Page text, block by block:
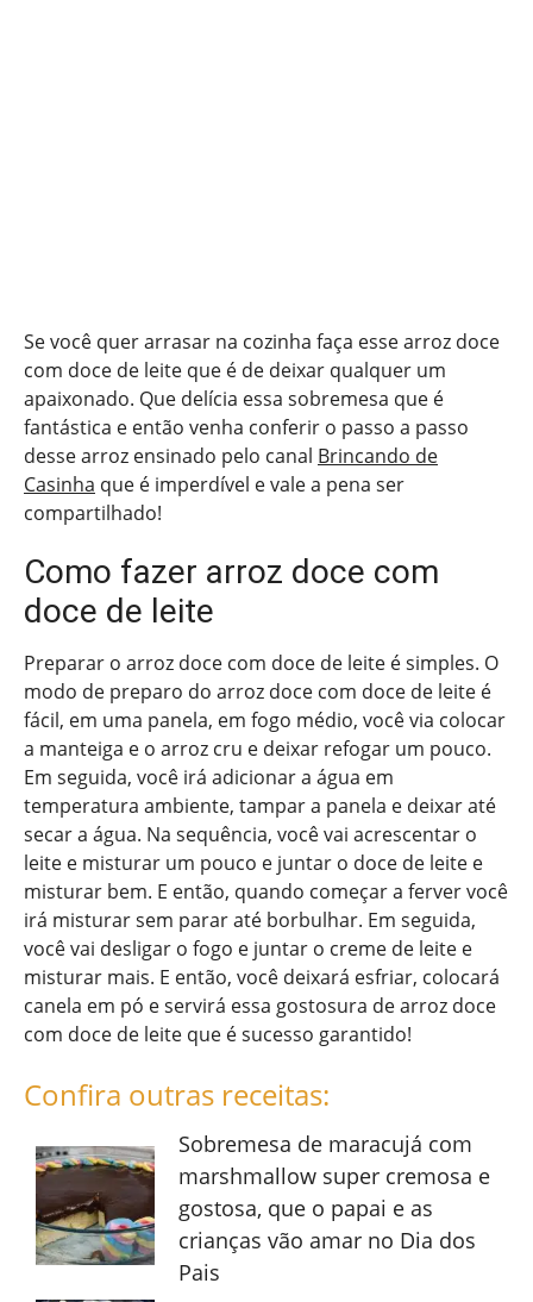
Se você quer arrasar na cozinha faça esse arroz doce
com doce de leite que é de deixar qualquer um
apaixonado. Que delícia essa sobremesa que é
fantástica e então venha conferir o passo a passo
desse arroz ensinado pelo canal Brincando de
Casinha que é imperdível e vale a pena ser
compartilhado!
Como fazer arroz doce com
doce de leite
Preparar o arroz doce com doce de leite é simples. O
modo de preparo do arroz doce com doce de leite é
fácil, em uma panela, em fogo médio, você via colocar
a manteiga e o arroz cru e deixar refogar um pouco.
Em seguida, você irá adicionar a água em
temperatura ambiente, tampar a panela e deixar até
secar a água. Na sequência, você vai acrescentar o
leite e misturar um pouco e juntar o doce de leite e
misturar bem. E então, quando começar a ferver você
irá misturar sem parar até borbulhar. Em seguida,
você vai desligar o fogo e juntar o creme de leite e
misturar mais. E então, você deixará esfriar, colocará
canela em pó e servirá essa gostosura de arroz doce
com doce de leite que é sucesso garantido!
Confira outras receitas:
Sobremesa de maracujá com
marshmallow super cremosa e
gostosa, que o papai e as
crianças vão amar no Dia dos
Pais